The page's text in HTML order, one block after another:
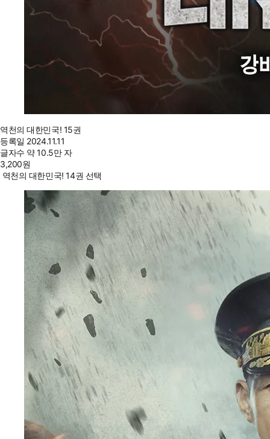
역천의 대한민국! 15권
등록일 2024.11.11
글자수 약 10.5만 자
3,200원
역천의 대한민국! 14권 선택